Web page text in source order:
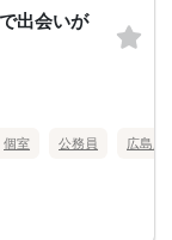
出会いが
個室 公務員 広島県